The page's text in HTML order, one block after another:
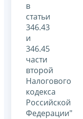
в
статьи
346.43
и
346.45
части
второй
Налогового
кодекса
Российской
Федерации"